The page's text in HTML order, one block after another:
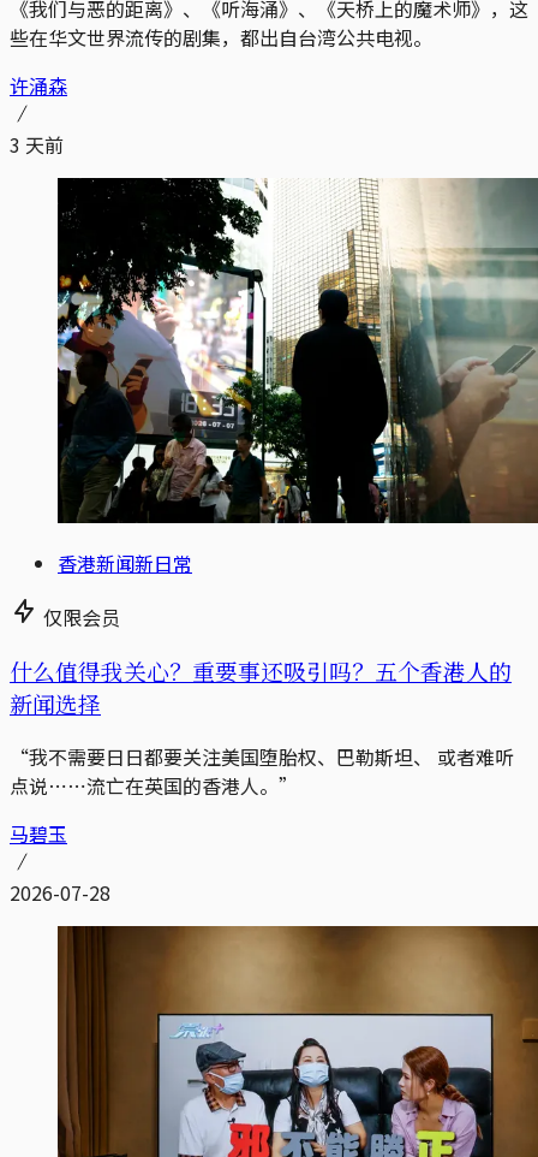
《我们与恶的距离》、《听海涌》、《天桥上的魔术师》，这
些在华文世界流传的剧集，都出自台湾公共电视。
许涌森
3 天前
香港新闻新日常
仅限会员
什么值得我关心？重要事还吸引吗？五个香港人的
新闻选择
“我不需要日日都要关注美国堕胎权、巴勒斯坦、 或者难听
点说⋯⋯流亡在英国的香港人。”
马碧玉
2026-07-28